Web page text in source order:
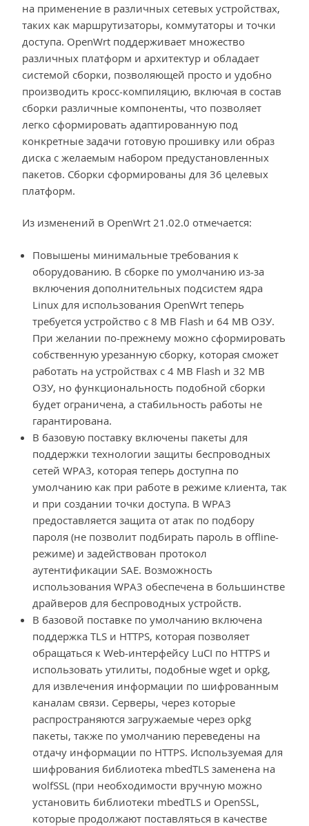
на применение в различных сетевых устройствах,
таких как маршрутизаторы, коммутаторы и точки
доступа. OpenWrt поддерживает множество
различных платформ и архитектур и обладает
системой сборки, позволяющей просто и удобно
производить кросс-компиляцию, включая в состав
сборки различные компоненты, что позволяет
легко сформировать адаптированную под
конкретные задачи готовую прошивку или образ
диска с желаемым набором предустановленных
пакетов. Сборки сформированы для 36 целевых
платформ.
Из изменений в OpenWrt 21.02.0 отмечается:
Повышены минимальные требования к
оборудованию. В сборке по умолчанию из-за
включения дополнительных подсистем ядра
Linux для использования OpenWrt теперь
требуется устройство с 8 MB Flash и 64 MB ОЗУ.
При желании по-прежнему можно сформировать
собственную урезанную сборку, которая сможет
работать на устройствах с 4 MB Flash и 32 MB
ОЗУ, но функциональность подобной сборки
будет ограничена, а стабильность работы не
гарантирована.
В базовую поставку включены пакеты для
поддержки технологии защиты беспроводных
сетей WPA3, которая теперь доступна по
умолчанию как при работе в режиме клиента, так
и при создании точки доступа. В WPA3
предоставляется защита от атак по подбору
пароля (не позволит подбирать пароль в offline-
режиме) и задействован протокол
аутентификации SAE. Возможность
использования WPA3 обеспечена в большинстве
драйверов для беспроводных устройств.
В базовой поставке по умолчанию включена
поддержка TLS и HTTPS, которая позволяет
обращаться к Web-интерфейсу LuCI по HTTPS и
использовать утилиты, подобные wget и opkg,
для извлечения информации по шифрованным
каналам связи. Серверы, через которые
распространяются загружаемые через opkg
пакеты, также по умолчанию переведены на
отдачу информации по HTTPS. Используемая для
шифрования библиотека mbedTLS заменена на
wolfSSL (при необходимости вручную можно
установить библиотеки mbedTLS и OpenSSL,
которые продолжают поставляться в качестве